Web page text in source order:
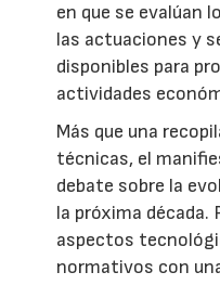
en que se evalúan
las actuaciones y
disponibles para
actividades
Más que una
técnicas, el
debate sobre la
la próxima década.
aspectos
normativos con